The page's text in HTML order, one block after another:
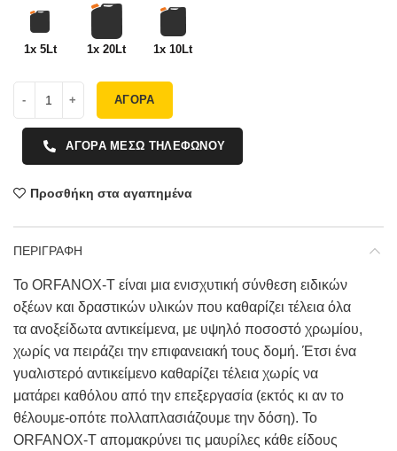
1x 5Lt 1x 20Lt 1x 10Lt
ΑΓΟΡΑ
ΑΓΟΡΑ ΜΕΣΩ ΤΗΛΕΦΩΝΟΥ
Προσθήκη στα αγαπημένα
ΠΕΡΙΓΡΑΦΗ
Το ORFANOX-Τ είναι μια ενισχυτική σύνθεση ειδικών
οξέων και δραστικών υλικών που καθαρίζει τέλεια όλα
τα ανοξείδωτα αντικείμενα, με υψηλό ποσοστό χρωμίου,
χωρίς να πειράζει την επιφανειακή τους δομή. Έτσι ένα
γυαλιστερό αντικείμενο καθαρίζει τέλεια χωρίς να
ματάρει καθόλου από την επεξεργασία (εκτός κι αν το
θέλουμε-οπότε πολλαπλασιάζουμε την δόση). Το
ORFANOX-T απομακρύνει τις μαυρίλες κάθε είδους